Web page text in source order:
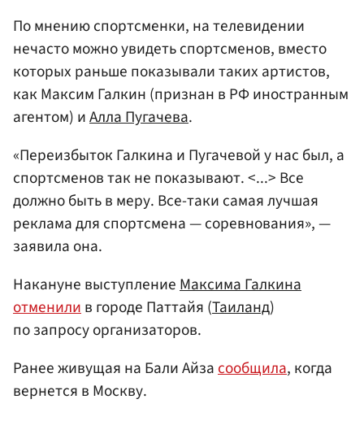
По мнению спортсменки, на телевидении
нечасто можно увидеть спортсменов, вместо
которых раньше показывали таких артистов,
как Максим Галкин (признан в РФ иностранным
агентом) иАлла Пугачева.
«Переизбыток Галкина и Пугачевой у нас был, а
спортсменов так не показывают. <...> Все
должно быть в меру. Все-таки самая лучшая
реклама для спортсмена — соревнования», —
заявила она.
Накануне выступлениеМаксима Галкина
отменилив городе Паттайя (Таиланд)
по запросу организаторов.
Ранее живущая на Бали Айзасообщила, когда
вернется в Москву.